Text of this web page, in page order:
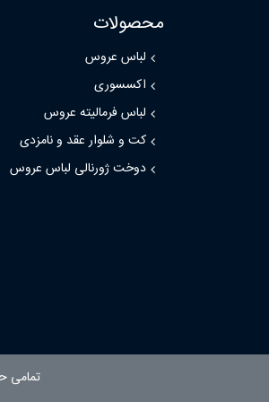
محصولات
لباس عروس
اکسسوری
لباس فرمالیته عروس
کت و شلوار عقد و نامزدی
دوخت ژورنالی لباس عروس
تمامی